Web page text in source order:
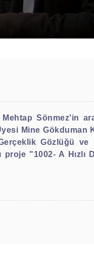
Sönmez'in
Mine Gökduman
Gözlüğü ve
proje "1002- A Hızlı